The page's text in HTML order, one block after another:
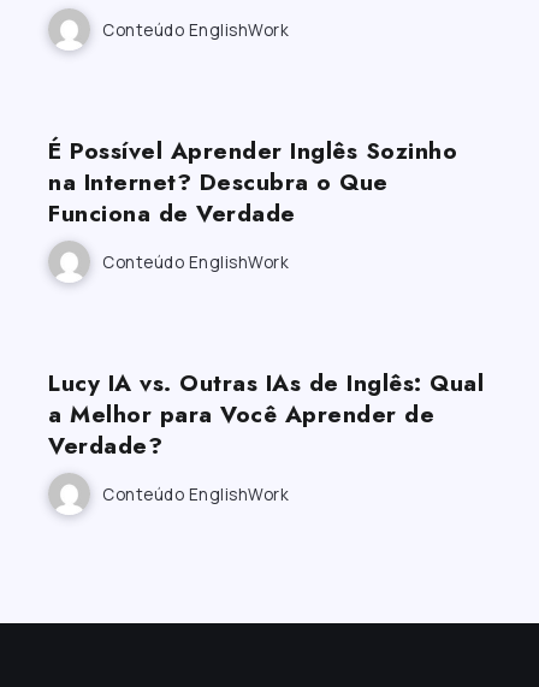
Conteúdo EnglishWork
É Possível Aprender Inglês Sozinho
na Internet? Descubra o Que
Funciona de Verdade
Conteúdo EnglishWork
Lucy IA vs. Outras IAs de Inglês: Qual
a Melhor para Você Aprender de
Verdade?
Conteúdo EnglishWork